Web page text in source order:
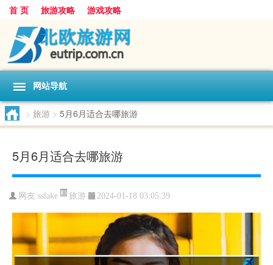
首 页 旅游攻略 游戏攻略
网站导航
> 旅游 > 5月6月适合去哪旅游
5月6月适合去哪旅游
网友:sslake 旅游 2024-01-18 03:05:39